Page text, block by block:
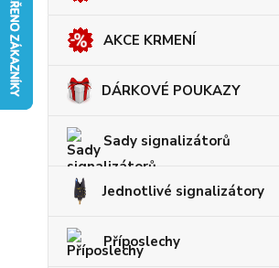
AKCE KRMENÍ
DÁRKOVÉ POUKAZY
Sady signalizátorů
Jednotlivé signalizátory
Příposlechy